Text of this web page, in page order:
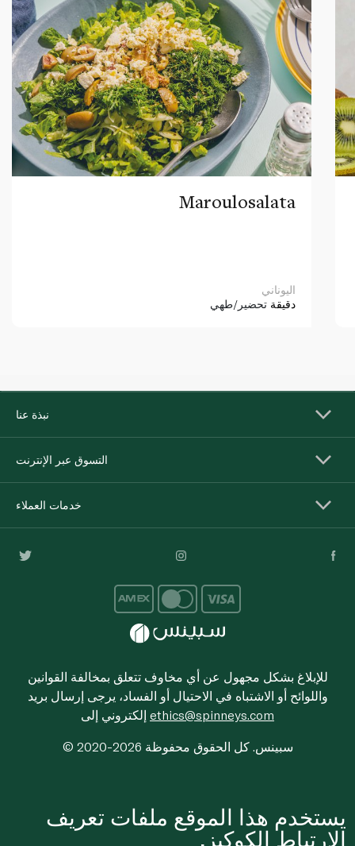
Maroulosalata
اليوناني
دقيقة تحضير/طهي
نبذة عنا
التسوق عبر الإنترنت
خدمات العملاء
للإبلاغ بشكل مجهول عن أي مخاوف تتعلق بمخالفة القوانين
واللوائح أو الاشتباه في الاحتيال أو الفساد، يرجى إرسال بريد
ethics@spinneys.com
© 2020-2026 سبينس. كل الحقوق محفوظة
يستخدم هذا الموقع ملفات تعريف
الارتباط الكوكيز.